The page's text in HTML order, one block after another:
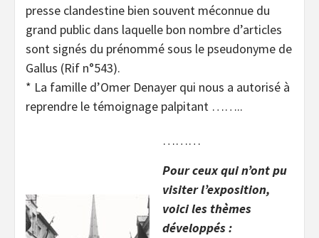
presse clandestine bien souvent méconnue du
grand public dans laquelle bon nombre d’articles
sont signés du prénommé sous le pseudonyme de
Gallus (Rif n°543).
* La famille d’Omer Denayer qui nous a autorisé à
reprendre le témoignage palpitant ……..
………
Pour ceux qui n’ont pu
visiter l’exposition,
voici les thèmes
développés :